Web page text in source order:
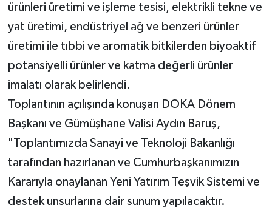
ürünleri üretimi ve işleme tesisi, elektrikli tekne ve
yat üretimi, endüstriyel ağ ve benzeri ürünler
üretimi ile tıbbi ve aromatik bitkilerden biyoaktif
potansiyelli ürünler ve katma değerli ürünler
imalatı olarak belirlendi.
Toplantının açılışında konuşan DOKA Dönem
Başkanı ve Gümüşhane Valisi Aydın Baruş,
"Toplantımızda Sanayi ve Teknoloji Bakanlığı
tarafından hazırlanan ve Cumhurbaşkanımızın
Kararıyla onaylanan Yeni Yatırım Teşvik Sistemi ve
destek unsurlarına dair sunum yapılacaktır.